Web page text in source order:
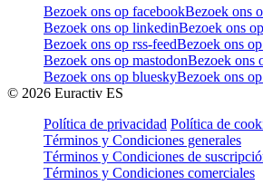
Bezoek ons op facebookBezoek ons
Bezoek ons op linkedinBezoek ons
Bezoek ons op rss-feedBezoek ons
Bezoek ons op mastodonBezoek ons
Bezoek ons op blueskyBezoek ons
© 2026 Euractiv ES
Política de privacidad Política de
Términos y Condiciones generales
Términos y Condiciones de
Términos y Condiciones comerciales